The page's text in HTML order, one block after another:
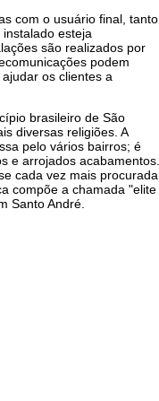
com o usuário final, tanto
esteja
são realizados por
podem
os clientes a
brasileiro de São
diversas religiões. A
pelo vários bairros; é
e arrojados acabamentos.
cada vez mais procurada,
compõe a chamada "elite
Santo André.